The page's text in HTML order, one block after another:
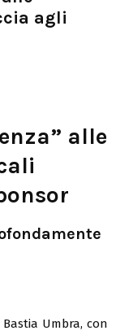
agli
alle
Umbra, con